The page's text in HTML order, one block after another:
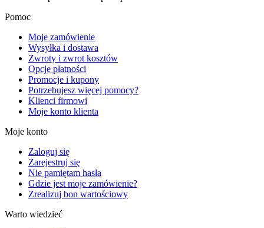
Pomoc
Moje zamówienie
Wysyłka i dostawa
Zwroty i zwrot kosztów
Opcje płatności
Promocje i kupony
Potrzebujesz więcej pomocy?
Klienci firmowi
Moje konto klienta
Moje konto
Zaloguj się
Zarejestruj się
Nie pamiętam hasła
Gdzie jest moje zamówienie?
Zrealizuj bon wartościowy
Warto wiedzieć